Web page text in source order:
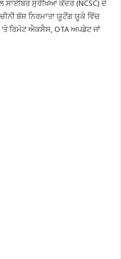
ਸਾਈਬਰ ਸੁਰੱਖਿਆ ਕੇਂਦਰ (NCSC) ਦੇ
ਬੱਸ ਨਿਰਮਾਤਾ ਯੂਟੋਂਗ ਯੂਕੇ ਵਿੱਚ
ਰਿਮੋਟ ਐਕਸੈਸ, OTA ਅਪਡੇਟ ਜਾਂ